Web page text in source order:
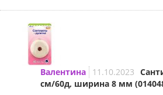
Валентина 11.10.2023
см/60д, ширина 8 мм